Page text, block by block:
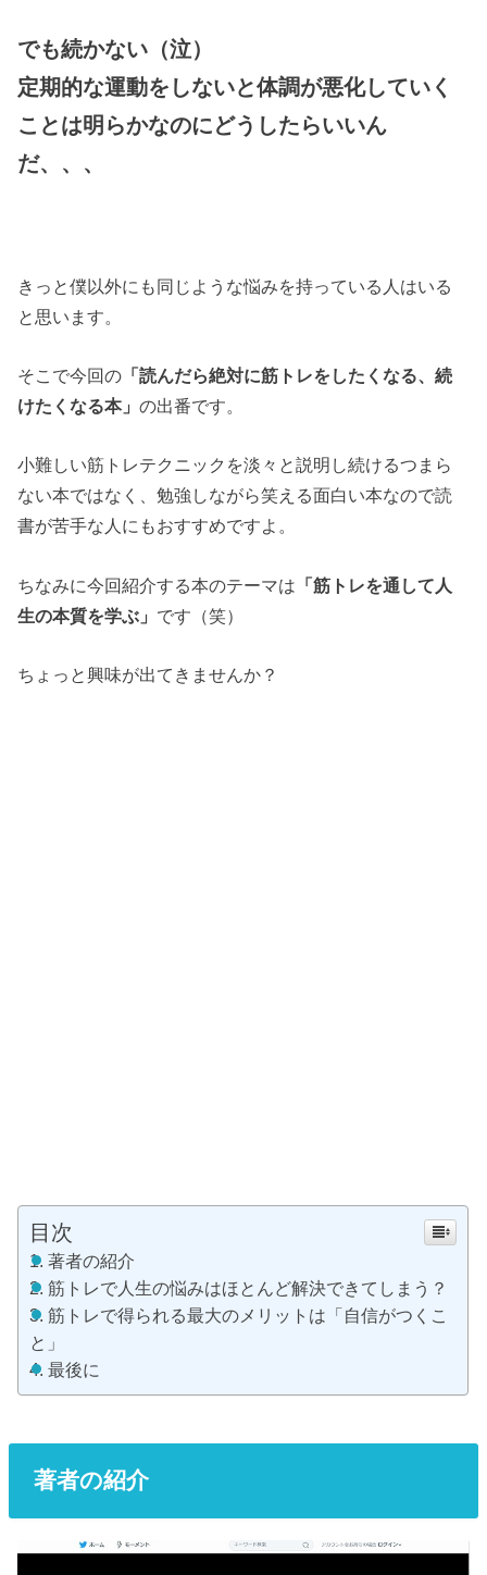
でも続かない（泣）
定期的な運動をしないと体調が悪化していく
ことは明らかなのにどうしたらいいん
だ、、、
きっと僕以外にも同じような悩みを持っている人はいる
と思います。
そこで今回の 「読んだら絶対に筋トレをしたくなる、続
けたくなる本」の出番です。
小難しい筋トレテクニックを淡々と説明し続けるつまら
ない本ではなく、勉強しながら笑える面白い本なので読
書が苦手な人にもおすすめですよ。
ちなみに今回紹介する本のテーマは 「筋トレを通して人
生の本質を学ぶ」 です（笑）
ちょっと興味が出てきませんか？
目次
著者の紹介
筋トレで人生の悩みはほとんど解決できてしまう？
筋トレで得られる最大のメリットは「自信がつくこ
と」
最後に
著者の紹介